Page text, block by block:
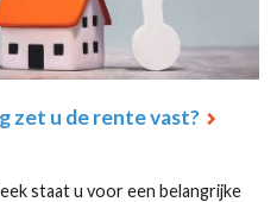
zet u de rente vast?
staat u voor een belangrijke